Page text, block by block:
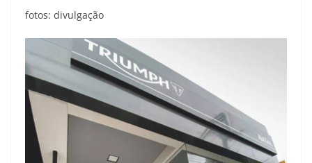
fotos: divulgação